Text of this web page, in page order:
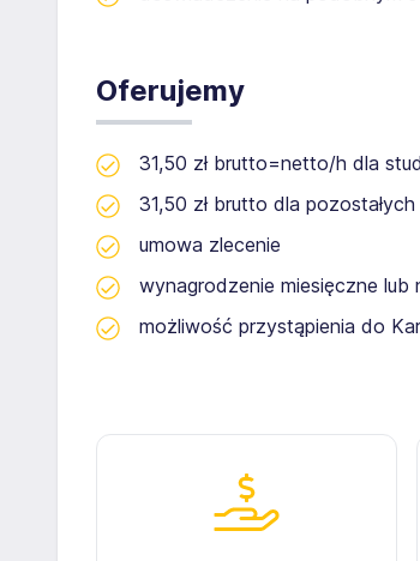
Oferujemy
31,50 zł brutto=netto/h dla
31,50 zł brutto dla pozostałych
umowa zlecenie
wynagrodzenie miesięczne
możliwość przystąpienia do